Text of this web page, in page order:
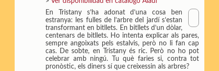
En Tristany s’ha adonat d’una cosa ben
estranya: les fulles de l’arbre del jardí s’estan
transformant en bitllets. En bitllets d’un dòlar,
centenars de bitllets. Ho intenta explicar als pares,
sempre angoixats pels estalvis, però no li fan cap
cas. De sobte, en Tristany és ric. Però no ho pot
celebrar amb ningú. Tu què faries si, contra tot
pronòstic, els diners sí que creixessin als arbres?